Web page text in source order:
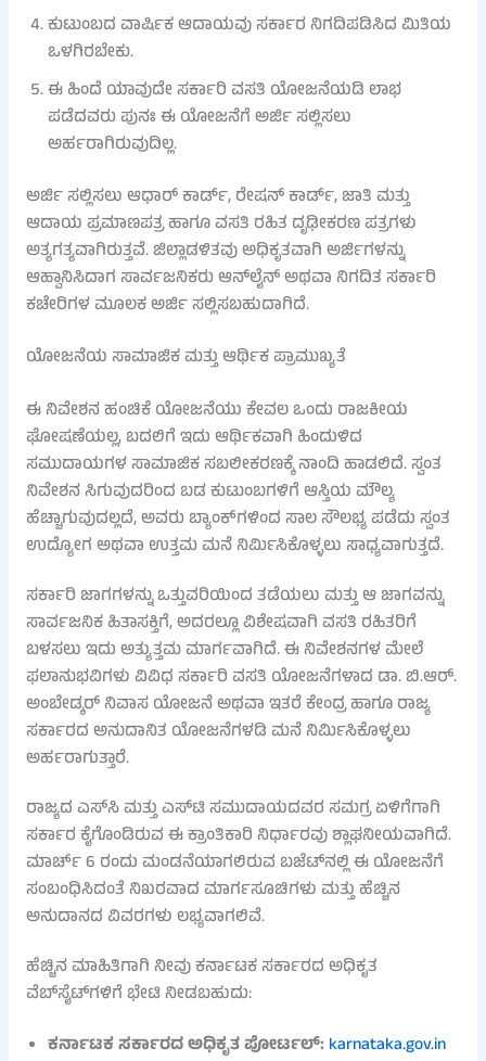
ಕುಟುಂಬದ ವಾರ್ಷಿಕ ಆದಾಯವು ಸರ್ಕಾರ ನಿಗದಿಪಡಿಸಿದ ಮಿತಿಯ
ಒಳಗಿರಬೇಕು.
ಈ ಹಿಂದೆ ಯಾವುದೇ ಸರ್ಕಾರಿ ವಸತಿ ಯೋಜನೆಯಡಿ ಲಾಭ
ಪಡೆದವರು ಪುನಃ ಈ ಯೋಜನೆಗೆ ಅರ್ಜಿ ಸಲ್ಲಿಸಲು
ಅರ್ಹರಾಗಿರುವುದಿಲ್ಲ.
ಅರ್ಜಿ ಸಲ್ಲಿಸಲು ಆಧಾರ್ ಕಾರ್ಡ್, ರೇಷನ್ ಕಾರ್ಡ್, ಜಾತಿ ಮತ್ತು
ಆದಾಯ ಪ್ರಮಾಣಪತ್ರ ಹಾಗೂ ವಸತಿ ರಹಿತ ದೃಢೀಕರಣ ಪತ್ರಗಳು
ಅತ್ಯಗತ್ಯವಾಗಿರುತ್ತವೆ. ಜಿಲ್ಲಾಡಳಿತವು ಅಧಿಕೃತವಾಗಿ ಅರ್ಜಿಗಳನ್ನು
ಆಹ್ವಾನಿಸಿದಾಗ ಸಾರ್ವಜನಿಕರು ಆನ್‌ಲೈನ್ ಅಥವಾ ನಿಗದಿತ ಸರ್ಕಾರಿ
ಕಚೇರಿಗಳ ಮೂಲಕ ಅರ್ಜಿ ಸಲ್ಲಿಸಬಹುದಾಗಿದೆ.
ಯೋಜನೆಯ ಸಾಮಾಜಿಕ ಮತ್ತು ಆರ್ಥಿಕ ಪ್ರಾಮುಖ್ಯತೆ
ಈ ನಿವೇಶನ ಹಂಚಿಕೆ ಯೋಜನೆಯು ಕೇವಲ ಒಂದು ರಾಜಕೀಯ
ಘೋಷಣೆಯಲ್ಲ, ಬದಲಿಗೆ ಇದು ಆರ್ಥಿಕವಾಗಿ ಹಿಂದುಳಿದ
ಸಮುದಾಯಗಳ ಸಾಮಾಜಿಕ ಸಬಲೀಕರಣಕ್ಕೆ ನಾಂದಿ ಹಾಡಲಿದೆ. ಸ್ವಂತ
ನಿವೇಶನ ಸಿಗುವುದರಿಂದ ಬಡ ಕುಟುಂಬಗಳಿಗೆ ಆಸ್ತಿಯ ಮೌಲ್ಯ
ಹೆಚ್ಚಾಗುವುದಲ್ಲದೆ, ಅವರು ಬ್ಯಾಂಕ್‌ಗಳಿಂದ ಸಾಲ ಸೌಲಭ್ಯ ಪಡೆದು ಸ್ವಂತ
ಉದ್ಯೋಗ ಅಥವಾ ಉತ್ತಮ ಮನೆ ನಿರ್ಮಿಸಿಕೊಳ್ಳಲು ಸಾಧ್ಯವಾಗುತ್ತದೆ.
ಸರ್ಕಾರಿ ಜಾಗಗಳನ್ನು ಒತ್ತುವರಿಯಿಂದ ತಡೆಯಲು ಮತ್ತು ಆ ಜಾಗವನ್ನು
ಸಾರ್ವಜನಿಕ ಹಿತಾಸಕ್ತಿಗೆ, ಅದರಲ್ಲೂ ವಿಶೇಷವಾಗಿ ವಸತಿ ರಹಿತರಿಗೆ
ಬಳಸಲು ಇದು ಅತ್ಯುತ್ತಮ ಮಾರ್ಗವಾಗಿದೆ. ಈ ನಿವೇಶನಗಳ ಮೇಲೆ
ಫಲಾನುಭವಿಗಳು ವಿವಿಧ ಸರ್ಕಾರಿ ವಸತಿ ಯೋಜನೆಗಳಾದ ಡಾ. ಬಿ.ಆರ್.
ಅಂಬೇಡ್ಕರ್ ನಿವಾಸ ಯೋಜನೆ ಅಥವಾ ಇತರೆ ಕೇಂದ್ರ ಹಾಗೂ ರಾಜ್ಯ
ಸರ್ಕಾರದ ಅನುದಾನಿತ ಯೋಜನೆಗಳಡಿ ಮನೆ ನಿರ್ಮಿಸಿಕೊಳ್ಳಲು
ಅರ್ಹರಾಗುತ್ತಾರೆ.
ರಾಜ್ಯದ ಎಸ್‌ಸಿ ಮತ್ತು ಎಸ್‌ಟಿ ಸಮುದಾಯದವರ ಸಮಗ್ರ ಏಳಿಗೆಗಾಗಿ
ಸರ್ಕಾರ ಕೈಗೊಂಡಿರುವ ಈ ಕ್ರಾಂತಿಕಾರಿ ನಿರ್ಧಾರವು ಶ್ಲಾಘನೀಯವಾಗಿದೆ.
ಮಾರ್ಚ್ 6 ರಂದು ಮಂಡನೆಯಾಗಲಿರುವ ಬಜೆಟ್‌ನಲ್ಲಿ ಈ ಯೋಜನೆಗೆ
ಸಂಬಂಧಿಸಿದಂತೆ ನಿಖರವಾದ ಮಾರ್ಗಸೂಚಿಗಳು ಮತ್ತು ಹೆಚ್ಚಿನ
ಅನುದಾನದ ವಿವರಗಳು ಲಭ್ಯವಾಗಲಿವೆ.
ಹೆಚ್ಚಿನ ಮಾಹಿತಿಗಾಗಿ ನೀವು ಕರ್ನಾಟಕ ಸರ್ಕಾರದ ಅಧಿಕೃತ
ವೆಬ್‌ಸೈಟ್‌ಗಳಿಗೆ ಭೇಟಿ ನೀಡಬಹುದು:
ಕರ್ನಾಟಕ ಸರ್ಕಾರದ ಅಧಿಕೃತ ಪೋರ್ಟಲ್: karnataka.gov.in